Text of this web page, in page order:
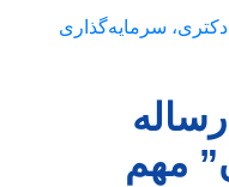
سرمایه‌گذاری
مهم